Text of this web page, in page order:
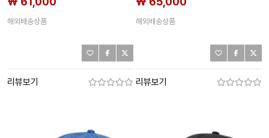
해외배송상품
리뷰보기
해외배송상품
리뷰보기